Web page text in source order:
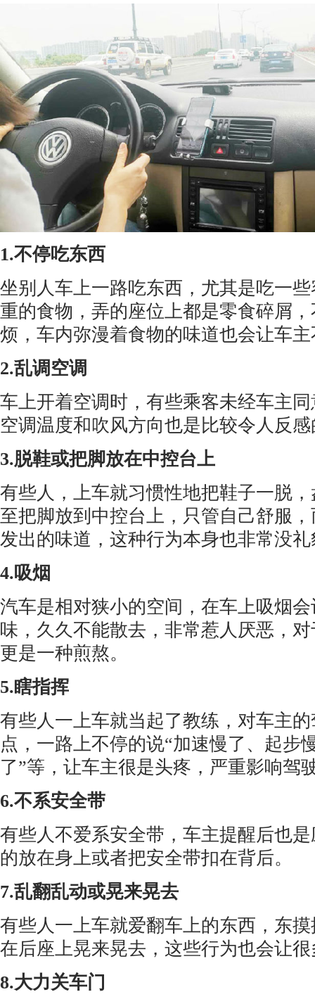
1.不停吃东西
坐别人车上一路吃东西，尤其是吃一
重的食物，弄的座位上都是零食碎屑
烦，车内弥漫着食物的味道也会让车
2.乱调空调
车上开着空调时，有些乘客未经车主
空调温度和吹风方向也是比较令人反
3.脱鞋或把脚放在中控台上
有些人，上车就习惯性地把鞋子一脱
至把脚放到中控台上，只管自己舒服
发出的味道，这种行为本身也非常没
4.吸烟
汽车是相对狭小的空间，在车上吸烟
味，久久不能散去，非常惹人厌恶，
更是一种煎熬。
5.瞎指挥
有些人一上车就当起了教练，对车主
点，一路上不停的说“加速慢了、起步
了”等，让车主很是头疼，严重影响驾
6.不系安全带
有些人不爱系安全带，车主提醒后也
的放在身上或者把安全带扣在背后。
7.乱翻乱动或晃来晃去
有些人一上车就爱翻车上的东西，东
在后座上晃来晃去，这些行为也会让
8.大力关车门